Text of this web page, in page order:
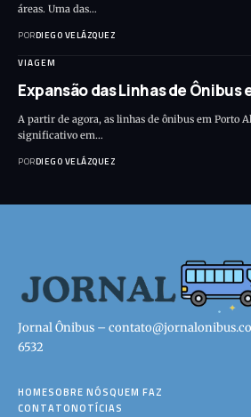
áreas. Uma das…
PORDIEGO VELÁZQUEZ
VIAGEM
Expansão das Linhas de Ônibus
A partir de agora, as linhas de ônibus em Porto
significativo em…
PORDIEGO VELÁZQUEZ
Jornal Ônibus –
6532
HOMESOBRE NÓSQUEM FAZ
CONTATONOTÍCIAS